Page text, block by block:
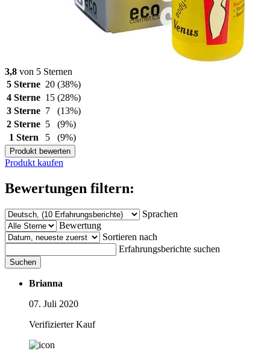
3,8 von 5 Sternen
5 Sterne 20 (38%)
4 Sterne 15 (28%)
3 Sterne 7
(13%)
2 Sterne 5
(9%)
1 Stern
5 (9%)
Produkt bewerten
Produkt kaufen
Bewertungen filtern:
Sprachen
Bewertung
Sortieren nach
Erfahrungsberichte suchen
Suchen
Brianna
07. Juli 2020
Verifizierter Kauf